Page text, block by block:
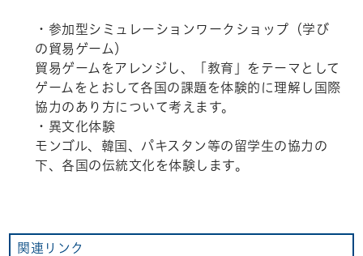
・参加型シミュレーションワークショップ（学び
の貿易ゲーム）
貿易ゲームをアレンジし、「教育」をテーマとして
ゲームをとおして各国の課題を体験的に理解し国際
協力のあり方について考えます。
・異文化体験
モンゴル、韓国、パキスタン等の留学生の協力の
下、各国の伝統文化を体験します。
関連リンク